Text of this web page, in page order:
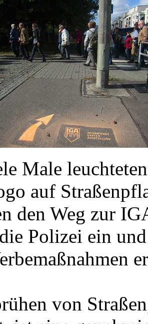
Male
auf
den Weg zur
Polizei ein
von